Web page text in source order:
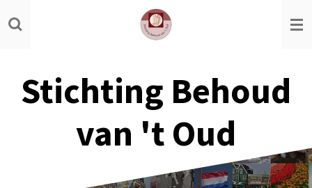
Ga
direct
hoofdinhoud
Stichting Behoud
van 't Oud